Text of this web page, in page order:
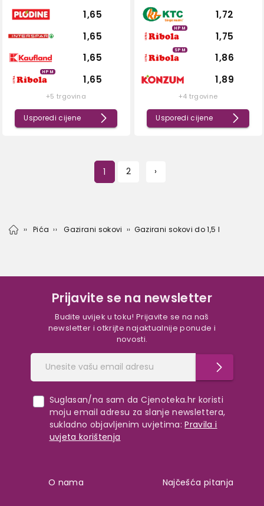
1,65
1,65
1,65
HPM
1,65
+5 trgovina
Usporedi cijene
1,72
HPM
1,75
SPM
1,86
1,89
+4 trgovine
Usporedi cijene
1 2 ›
Pića Gazirani sokovi Gazirani sokovi do 1,5 l
Prijavite se na newsletter
Budite uvijek u toku! Prijavite se na naš
newsletter i otkrijte najaktualnije ponude i
novosti.
Suglasan/na sam da Cjenoteka.hr koristi
moju email adresu za slanje newslettera,
sukladno objavljenim uvjetima: Pravila i
uvjeta korištenja
O nama Najčešća pitanja